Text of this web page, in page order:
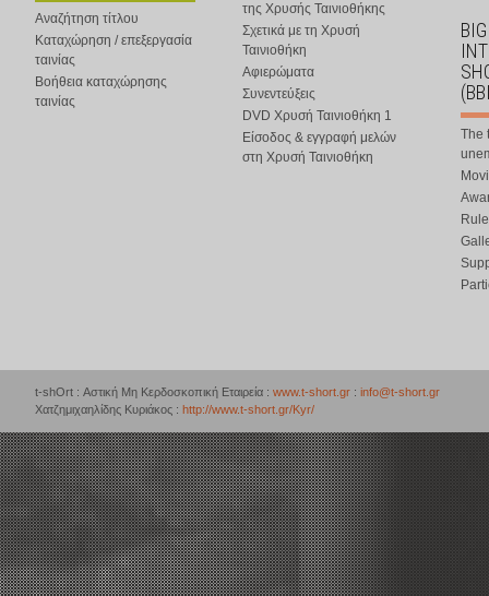
Αναζήτηση τίτλου
Καταχώρηση / επεξεργασία
ταινίας
Βοήθεια καταχώρησης
ταινίας
της Χρυσής Ταινιοθήκης
Σχετικά με τη Χρυσή
Ταινιοθήκη
Αφιερώματα
Συνεντεύξεις
DVD Χρυσή Ταινιοθήκη 1
Είσοδος & εγγραφή μελών
στη Χρυσή Ταινιοθήκη
The
t-shOrt : Αστική Μη Κερδοσκοπική Εταιρεία : www.t-short.gr : info@t-short.gr
Χατζημιχαηλίδης Κυριάκος : http://www.t-short.gr/Kyr/